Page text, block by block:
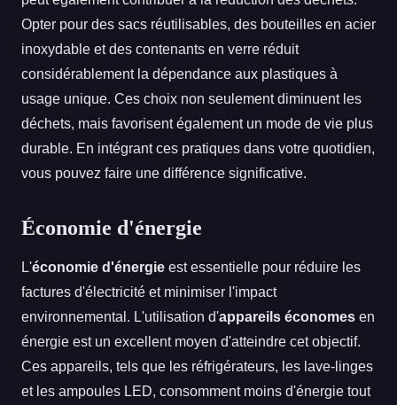
Opter pour des sacs réutilisables, des bouteilles en acier
inoxydable et des contenants en verre réduit
considérablement la dépendance aux plastiques à
usage unique. Ces choix non seulement diminuent les
déchets, mais favorisent également un mode de vie plus
durable. En intégrant ces pratiques dans votre quotidien,
vous pouvez faire une différence significative.
Économie d'énergie
L'économie d'énergie est essentielle pour réduire les
factures d'électricité et minimiser l'impact
environnemental. L'utilisation d'appareils économes en
énergie est un excellent moyen d'atteindre cet objectif.
Ces appareils, tels que les réfrigérateurs, les lave-linges
et les ampoules LED, consomment moins d'énergie tout